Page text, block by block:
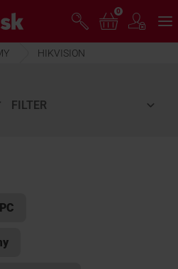
0
HIKVISION
FILTER